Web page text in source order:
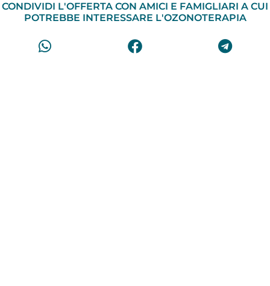
CONDIVIDI L'OFFERTA CON AMICI E FAMIGLIARI A CUI
POTREBBE INTERESSARE L'OZONOTERAPIA